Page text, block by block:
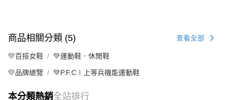
商品相關分類 (5) 查看全部
💛百搭女鞋 💚運動鞋．休閒鞋
💛品牌總覽 💚P.F.C∣上等兵機能運動鞋
本分類熱銷全站排行